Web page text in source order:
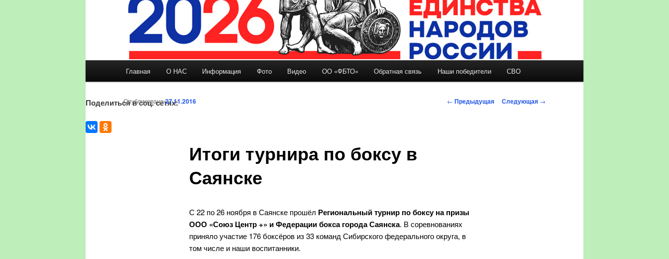
Перейти к основному содержимому
Главная О НАС Информация Фото Видео ОО «ФБТО» Обратная связь Наши победители СВО
Навигация по записям
← Предыдущая Следующая →
Итоги турнира по боксу в
Саянске
Опубликовано27.11.2016
С 22 по 26 ноября в Саянске прошёл Региональный турнир по боксу на призы
ООО «Союз Центр +» и Федерации бокса города Саянска. В соревнованиях
приняло участие 176 боксёров из 33 команд Сибирского федерального округа, в
том числе и наши воспитанники.
Поделиться в соц. сетях: